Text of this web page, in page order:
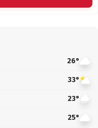
26°
33°
23°
25°